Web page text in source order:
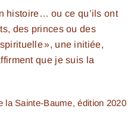
histoire… ou ce qu’ils ont
des princes ou des
», une initiée,
que je suis la
la Sainte-Baume, édition 2020